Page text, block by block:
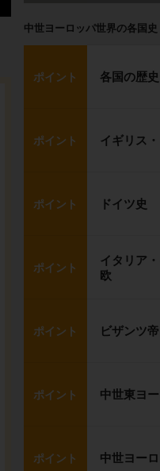
中世ヨーロッパ世界の各国史
ポイント 各国の歴
ポイント イギリス
ポイント ドイツ史
ポイント
イタリア
欧
ポイント ビザンツ
ポイント 中世東ヨ
ポイント 中世ヨー